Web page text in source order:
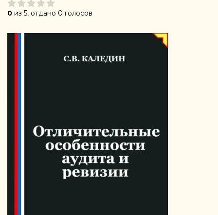
0 из 5, отдано 0 голосов